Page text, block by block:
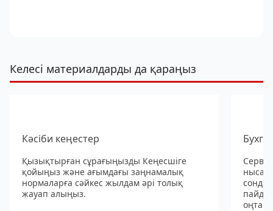
Келесі материалдарды да қараңыз
Кәсіби кеңестер
Қызықтырған сұрағыңызды Кеңесшіге
қойыңыз және ағымдағы заңнамалық
нормаларға сәйкес жылдам әрі толық
жауап алыңыз.